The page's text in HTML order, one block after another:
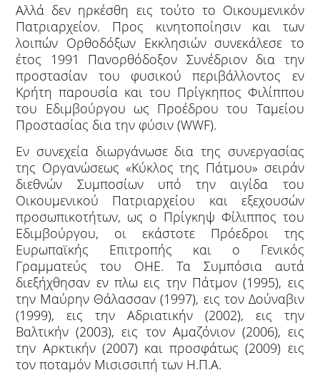
Αλλά δεν ηρκέσθη εις τούτο το Οικουμενικόν
Πατριαρχείον. Προς κινητοποίησιν και των
λοιπών Ορθοδόξων Εκκλησιών συνεκάλεσε το
έτος 1991 Πανορθόδοξον Συνέδριον δια την
προστασίαν του φυσικού περιβάλλοντος εν
Κρήτη παρουσία και του Πρίγκηπος Φιλίππου
του Εδιμβούργου ως Προέδρου του Ταμείου
Προστασίας δια την φύσιν (WWF).
Εν συνεχεία διωργάνωσε δια της συνεργασίας
της Οργανώσεως «Κύκλος της Πάτμου» σειράν
διεθνών Συμποσίων υπό την αιγίδα του
Οικουμενικού Πατριαρχείου και εξεχουσών
προσωπικοτήτων, ως ο Πρίγκηψ Φίλιππος του
Εδιμβούργου, οι εκάστοτε Πρόεδροι της
Ευρωπαϊκής Επιτροπής και ο Γενικός
Γραμματεύς του ΟΗΕ. Τα Συμπόσια αυτά
διεξήχθησαν εν πλω εις την Πάτμον (1995), εις
την Μαύρην Θάλασσαν (1997), εις τον Δούναβιν
(1999), εις την Αδριατικήν (2002), εις την
Βαλτικήν (2003), εις τον Αμαζόνιον (2006), εις
την Αρκτικήν (2007) και προσφάτως (2009) εις
τον ποταμόν Μισισσιπή των Η.Π.Α.